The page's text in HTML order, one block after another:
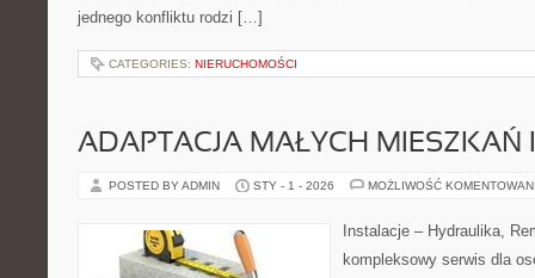
jednego konfliktu rodzi […]
CATEGORIES: NIERUCHOMOŚCI
ADAPTACJA MAŁYCH MIESZKAŃ
POSTED BY ADMIN STY - 1 - 2026 MOŻLIWOŚĆ
Instalacje – Hydraulika,
kompleksowy serwis dla